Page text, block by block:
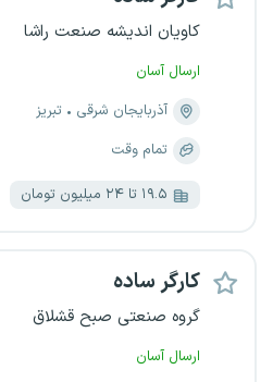
کاویان اندیشه صنعت راشا
ارسال آسان
آذربایجان شرقی
تبریز
تمام وقت
۱۹.۵ تا ۲۴ میلیون تومان
کارگر ساده
گروه صنعتی صبح قشلاق
ارسال آسان